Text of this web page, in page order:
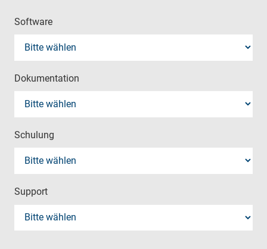
Software
Dokumentation
Schulung
Support